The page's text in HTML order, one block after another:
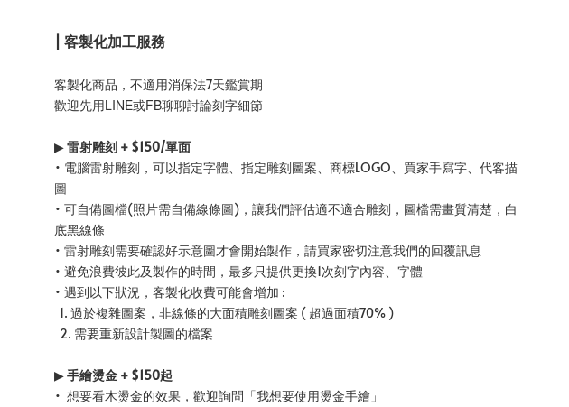
| 客製化加工服務
客製化商品，不適用消保法7天鑑賞期
歡迎先用LINE或FB聊聊討論刻字細節
▶雷射雕刻 + $150/單面
• 電腦雷射雕刻，可以指定字體、指定雕刻圖案、商標LOGO、買家手寫字、代客描
圖
• 可自備圖檔(照片需自備線條圖)，讓我們評估適不適合雕刻，圖檔需畫質清楚，白
底黑線條
• 雷射雕刻需要確認好示意圖才會開始製作，請買家密切注意我們的回覆訊息
• 避免浪費彼此及製作的時間，最多只提供更換1次刻字內容、字體
• 遇到以下狀況，客製化收費可能會增加 :
1. 過於複雜圖案，非線條的大面積雕刻圖案 ( 超過面積70% )
2. 需要重新設計製圖的檔案
▶手繪燙金 + $150起
• 想要看木燙金的效果，歡迎詢問「我想要使用燙金手繪」